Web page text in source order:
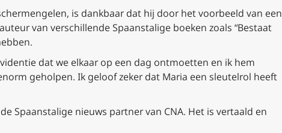
is dankbaar dat hij door het voorbeeld van een
van verschillende Spaanstalige boeken zoals “Bestaat
dat we elkaar op een dag ontmoetten en ik hem
geholpen. Ik geloof zeker dat Maria een sleutelrol heeft
Spaanstalige nieuws partner van CNA. Het is vertaald en